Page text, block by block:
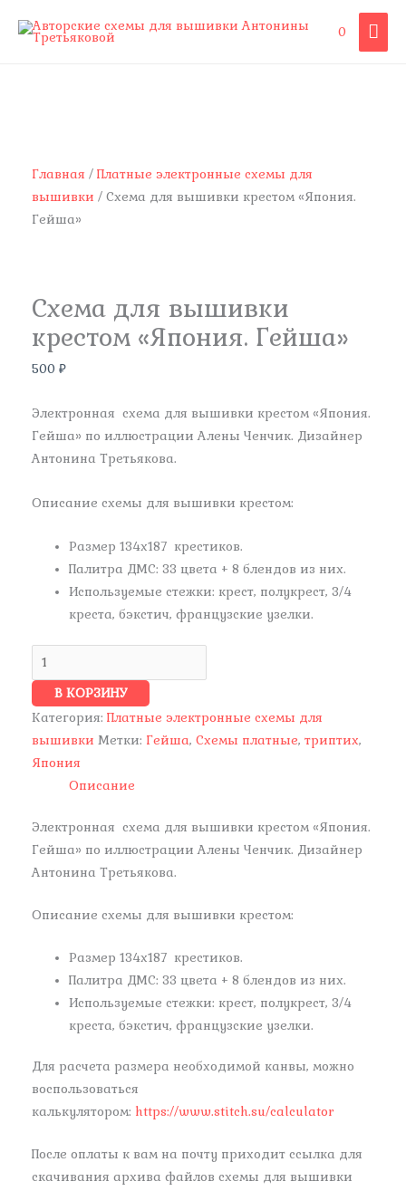
0
Главная / Платные электронные схемы для
вышивки / Схема для вышивки крестом «Япония.
Гейша»
Схема для вышивки
крестом «Япония. Гейша»
500 ₽
Электронная схема для вышивки крестом «Япония.
Гейша» по иллюстрации Алены Ченчик. Дизайнер
Антонина Третьякова.
Описание схемы для вышивки крестом:
Размер 134х187 крестиков.
Палитра ДМС: 33 цвета + 8 блендов из них.
Используемые стежки: крест, полукрест, 3/4
креста, бэкстич, французские узелки.
вышивки
"Япония.
В КОРЗИНУ
Категория: Платные электронные схемы для
вышивки Метки: Гейша, Схемы платные, триптих,
Япония
Описание
Электронная схема для вышивки крестом «Япония.
Гейша» по иллюстрации Алены Ченчик. Дизайнер
Антонина Третьякова.
Описание схемы для вышивки крестом:
Размер 134х187 крестиков.
Палитра ДМС: 33 цвета + 8 блендов из них.
Используемые стежки: крест, полукрест, 3/4
креста, бэкстич, французские узелки.
Для расчета размера необходимой канвы, можно
воспользоваться
калькулятором: https://www.stitch.su/calculator
После оплаты к вам на почту приходит ссылка для
скачивания архива файлов схемы для вышивки